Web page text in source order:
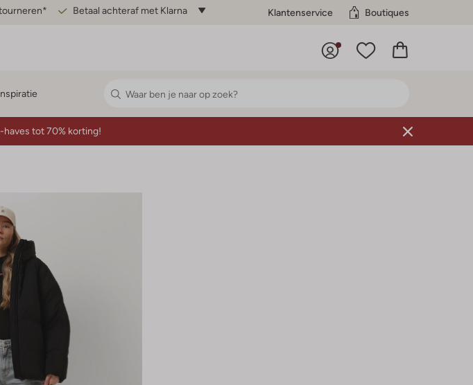
Betaal achteraf met Klarna Klantenservice Boutiques
haves tot 70% korting!